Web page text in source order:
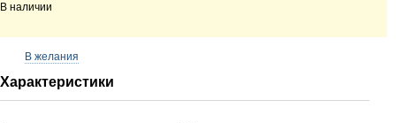
В наличии
В желания
Характеристики